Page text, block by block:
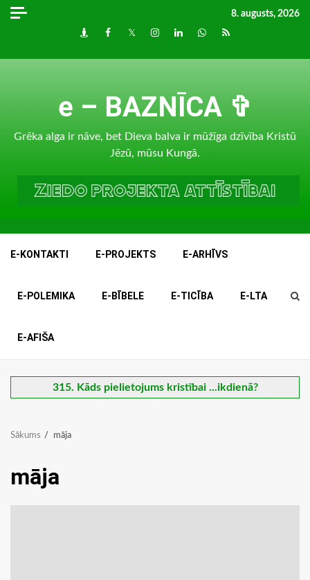
Skip
8. augusts, 2026
DraugiemFacebook
TwitterInstagram
LinkedInwhatsapp
RSS
e – BAZNĪCA ✞
Grēka alga ir nāve, bet Dieva balva ir mūžīga dzīvība Kristū
Jēzū, mūsu Kungā.
E-KONTAKTI E-PROJEKTS E-ARHĪVS
E-POLEMIKA E-BĪBELE E-TICĪBA E-LTA
E-AFIŠA
315. Kāds pielietojums kristībai ...ikdienā?
Sākums māja
māja